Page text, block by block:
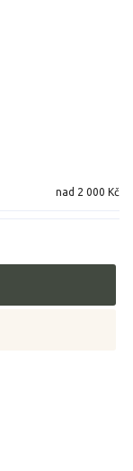
nad 2 000 Kč